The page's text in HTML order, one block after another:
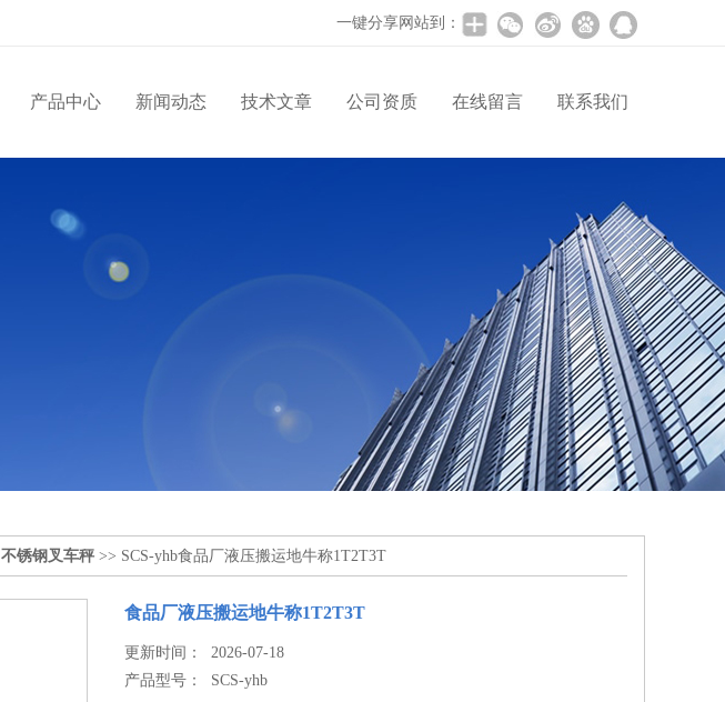
一键分享网站到：
产品中心 新闻动态 技术文章 公司资质 在线留言 联系我们
不锈钢叉车秤 >> SCS-yhb食品厂液压搬运地牛称1T2T3T
食品厂液压搬运地牛称1T2T3T
更新时间： 2026-07-18
产品型号： SCS-yhb